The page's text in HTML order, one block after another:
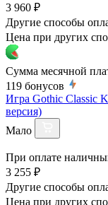
3 960 ₽
Другие способы
Цена при других
Сумма месячной
119 бонусов
Игра Gothic Classic
версия)
Мало
При оплате
3 255 ₽
Другие способы
Цена при других